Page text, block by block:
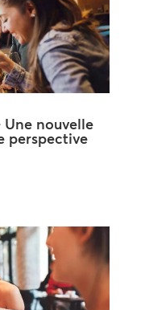
nouvelle
perspective